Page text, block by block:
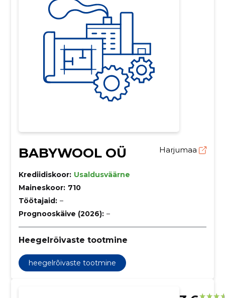
BABYWOOL OÜ Harjumaa
Krediidiskoor: Usaldusväärne
Maineskoor: 710
Töötajaid: –
Prognooskäive (2026): –
Heegelrõivaste tootmine
heegelrõivaste tootmine